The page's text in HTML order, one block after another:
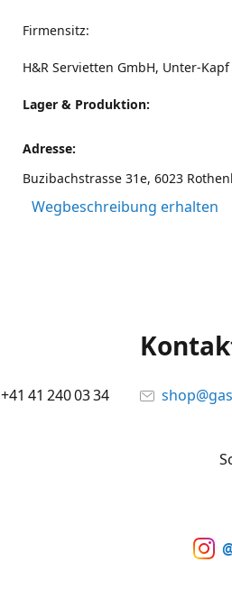
Firmensitz:
H&R Servietten GmbH, Unter-
Lager & Produktion:
Adresse:
Buzibachstrasse 31e, 6023
Wegbeschreibung erhalten
+41 41 240 03 34